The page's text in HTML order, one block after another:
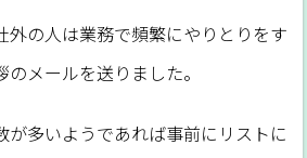
外の人は業務で頻繁にやりとりをす
メールを送りました。
が多いようであれば事前にリストに